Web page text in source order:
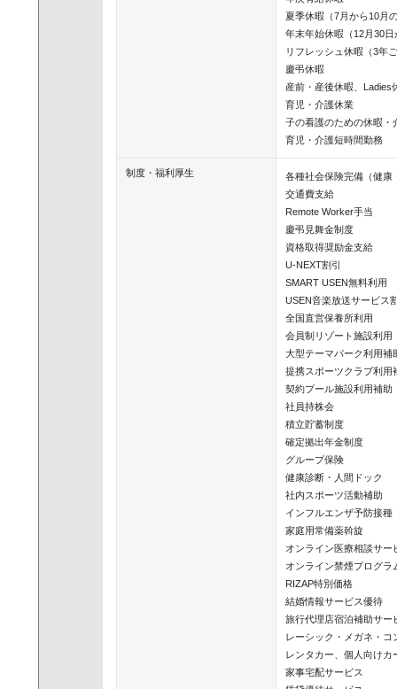
夏季休暇（7月から10月
年末年始休暇（12月30
リフレッシュ休暇（3年
慶弔休暇
産前・産後休暇、Ladies
育児・介護休業
子の看護のための休暇・
育児・介護短時間勤務
制度・福利厚生
各種社会保険完備（健康
交通費支給
Remote Worker手当
慶弔見舞金制度
資格取得奨励金支給
U-NEXT割引
SMART USEN無料利用
USEN音楽放送サービス
全国直営保養所利用
会員制リゾート施設利用
大型テーマパーク利用補
提携スポーツクラブ利用
契約プール施設利用補助
社員持株会
積立貯蓄制度
確定拠出年金制度
グループ保険
健康診断・人間ドック
社内スポーツ活動補助
インフルエンザ予防接種
家庭用常備薬斡旋
オンライン医療相談サー
オンライン禁煙プログラ
RIZAP特別価格
結婚情報サービス優待
旅行代理店宿泊補助サー
レーシック・メガネ・コ
レンタカー、個人向けカ
家事宅配サービス